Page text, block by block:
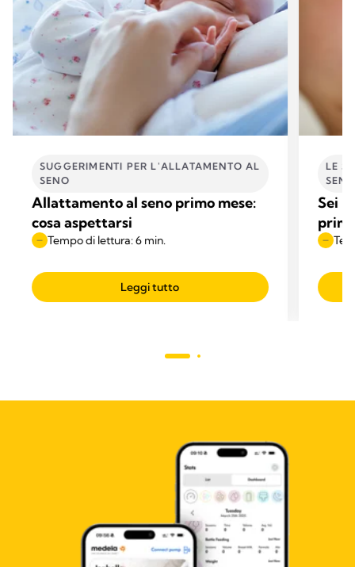
SUGGERIMENTI PER L'ALLATAMENTO AL
SENO
Allattamento al seno primo mese:
cosa aspettarsi
Tempo di lettura: 6 min.
Leggi tutto
LE
SENO
Sei